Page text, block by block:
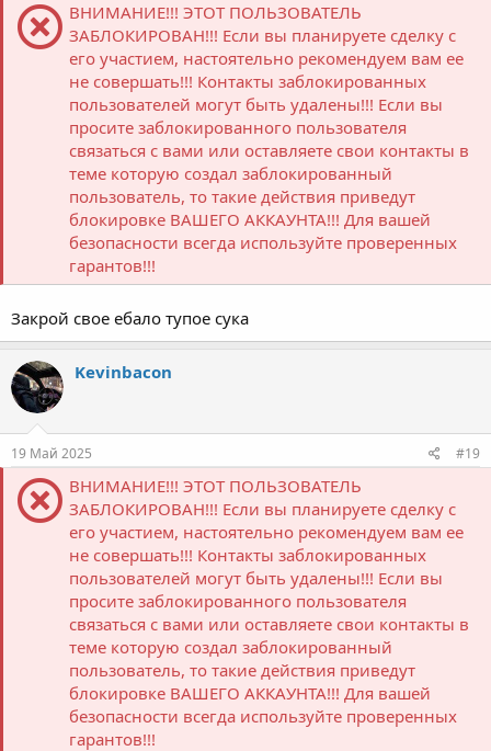
ВНИМАНИЕ!!! ЭТОТ ПОЛЬЗОВАТЕЛЬ
ЗАБЛОКИРОВАН!!! Если вы планируете сделку с
его участием, настоятельно рекомендуем вам ее
не совершать!!! Контакты заблокированных
пользователей могут быть удалены!!! Если вы
просите заблокированного пользователя
связаться с вами или оставляете свои контакты в
теме которую создал заблокированный
пользователь, то такие действия приведут
блокировке ВАШЕГО АККАУНТА!!! Для вашей
безопасности всегда используйте проверенных
гарантов!!!
Закрой свое ебало тупое сука
Kevinbacon
19 Май 2025 #19
ВНИМАНИЕ!!! ЭТОТ ПОЛЬЗОВАТЕЛЬ
ЗАБЛОКИРОВАН!!! Если вы планируете сделку с
его участием, настоятельно рекомендуем вам ее
не совершать!!! Контакты заблокированных
пользователей могут быть удалены!!! Если вы
просите заблокированного пользователя
связаться с вами или оставляете свои контакты в
теме которую создал заблокированный
пользователь, то такие действия приведут
блокировке ВАШЕГО АККАУНТА!!! Для вашей
безопасности всегда используйте проверенных
гарантов!!!